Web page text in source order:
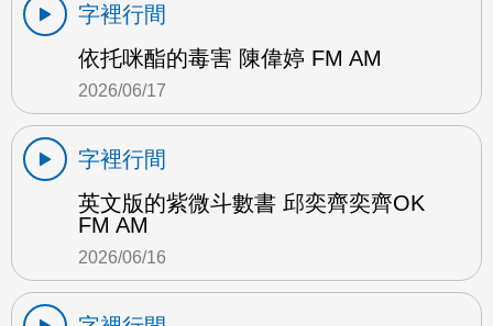
字裡行間
依托咪酯的毒害 陳偉婷 FM AM
2026/06/17
字裡行間
英文版的紫微斗數書 邱奕齊奕齊OK
FM AM
2026/06/16